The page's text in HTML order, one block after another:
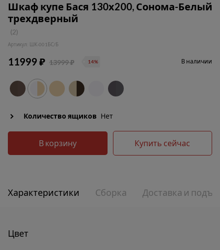
Шкаф купе Бася 130х200, Сонома-Белый
трехдверный
(2)
Артикул: ШК-001БС/Б
11999 ₽ 13999 ₽ 14% В наличии
Количество ящиков Нет
В корзину Купить сейчас
Характеристики Сборка Доставка и
Цвет